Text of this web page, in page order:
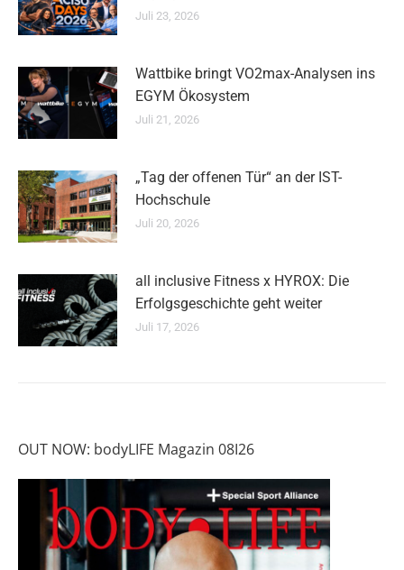
Juli 23, 2026
Wattbike bringt VO2max-Analysen ins
EGYM Ökosystem
Juli 21, 2026
„Tag der offenen Tür“ an der IST-
Hochschule
Juli 20, 2026
all inclusive Fitness x HYROX: Die
Erfolgsgeschichte geht weiter
Juli 17, 2026
OUT NOW: bodyLIFE Magazin 08I26